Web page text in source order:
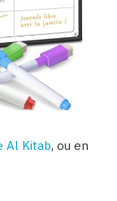
Al Kitab, ou en